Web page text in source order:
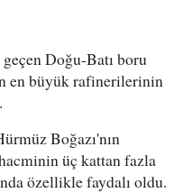
geçen Doğu-Batı boru
en büyük rafinerilerinin
Boğazı'nın
üç kattan fazla
özellikle faydalı oldu.